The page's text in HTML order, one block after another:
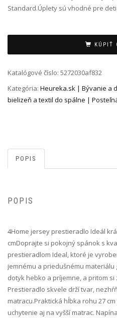
Standard.Úplety sú vhodné pre
KÚPIŤ
Katalógové číslo: 5272030af832
Kategória: Heureka.sk | Bývanie a
bielizeň a textil do spálne |
POPIS
POPIS
4Home jersey prestieradlo Ideál
cm Doprajte si pokojný spánok s
prestieradlom Ideal, ktoré je
jemnému a priedušnému materiálu
dotyk hebko a príjemne, a pritom
Prestieradlo skvele drží tvar,
matracu.Praktická hĺbka rohu 27
uchytenie aj na vyšší matrac.